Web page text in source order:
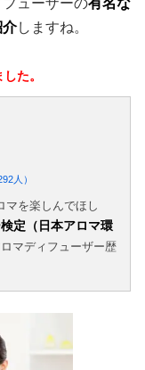
ューザーの有名な
介しますね。
た。
人）
マを楽しんでほし
定（日本アロマ環
マディフューザー歴